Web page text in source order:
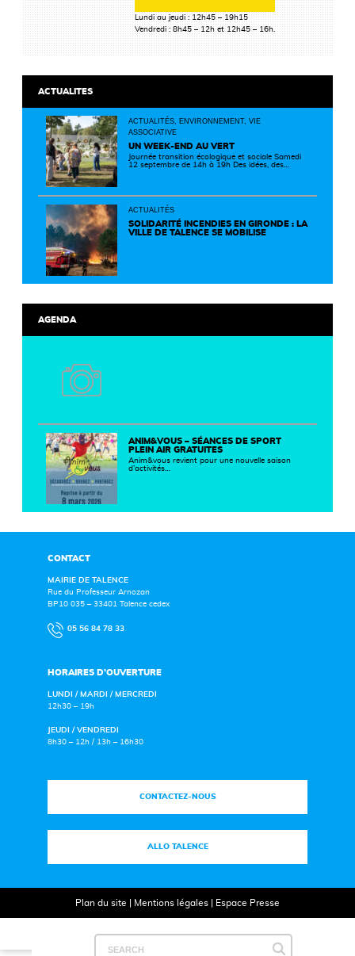
Lundi au jeudi : 12h45 – 19h15
Vendredi : 8h45 – 12h et 12h45 – 16h.
ACTUALITES
ACTUALITÉS, ENVIRONNEMENT, VIE
ASSOCIATIVE
UN WEEK-END AU VERT
Journée transition écologique et sociale Samedi
12 septembre de 14h à 19h Des idées, des
un territoire plus durable et solidaire.
ACTUALITÉS
SOLIDARITÉ INCENDIES EN GIRONDE : LA
VILLE DE TALENCE SE MOBILISE
AGENDA
ANIM&VOUS – SÉANCES DE SPORT
PLEIN AIR GRATUITES
Anim&vous revient pour une nouvelle saison
d’activités…
CONTACT
MAIRIE DE TALENCE
Rue du Professeur Arnozan
BP10 035 – 33401 Talence cedex
05 56 84 78 33
HORAIRES D’OUVERTURE
LUNDI / MARDI / MERCREDI
12h30 – 19h
JEUDI / VENDREDI
8h30 – 12h / 13h – 16h30
CONTACTEZ-NOUS
ALLO TALENCE
Plan du site Mentions légales| Espace Presse